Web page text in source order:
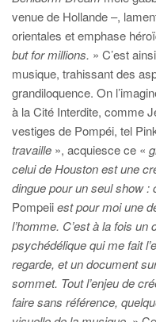
venue de Hollande –,
orientales etemphase
but for millions. » C’est
musique, trahissant des
grandiloquence. On
à la Cité Interdite, comme
vestiges de Pompéi, tel
travaille », acquiesce ce «
celui de Houston est une
dingue pour un seul show :
Pompeiiest pour moi une
l’homme. C’est à la fois
psychédélique qui me fait
regarde, et un document
sommet. Tout l’enjeu de
faire sans référence,